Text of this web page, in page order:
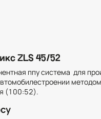
ZLS 45/52
ппу система  для
(100:52).